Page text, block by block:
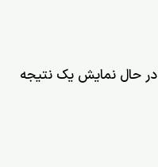
در حال نمایش یک نتیجه